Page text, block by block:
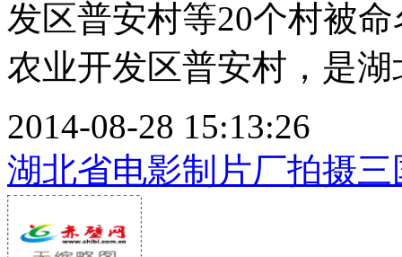
发区普安村等20个村被
农业开发区普安村，是湖
2014-08-28 15:13:26
湖北省电影制片厂拍摄